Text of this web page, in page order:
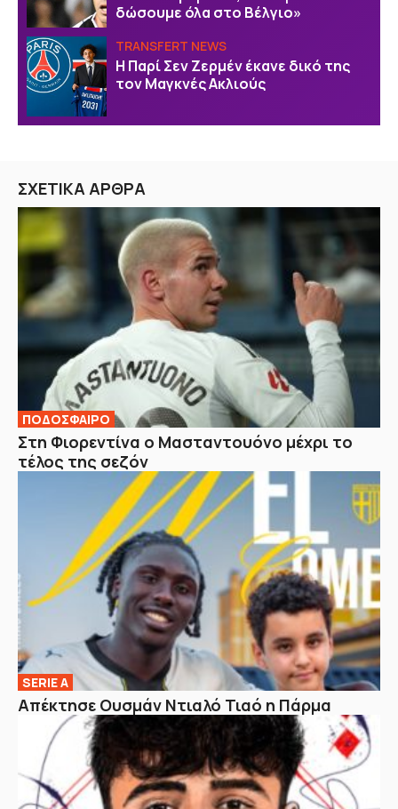
δώσουμε όλα στο Βέλγιο»
TRANSFERT NEWS
Η Παρί Σεν Ζερμέν έκανε δικό της
τον Μαγκνές Ακλιούς
ΣΧΕΤΙΚΑ ΑΡΘΡΑ
ΠΟΔΟΣΦΑΙΡΟ
Στη Φιορεντίνα ο Μασταντουόνο μέχρι το
τέλος της σεζόν
SERIE A
Απέκτησε Ουσμάν Ντιαλό Τιαό η Πάρμα